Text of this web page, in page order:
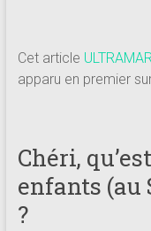
Cet article
apparu en premier
Chéri,
enfants (au
?